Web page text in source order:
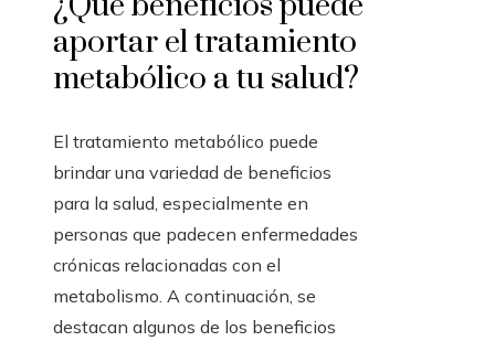
aportar el tratamiento
metabólico a tu salud?
El tratamiento metabólico puede
brindar una variedad de beneficios
para la salud, especialmente en
personas que padecen enfermedades
crónicas relacionadas con el
metabolismo. A continuación, se
destacan algunos de los beneficios